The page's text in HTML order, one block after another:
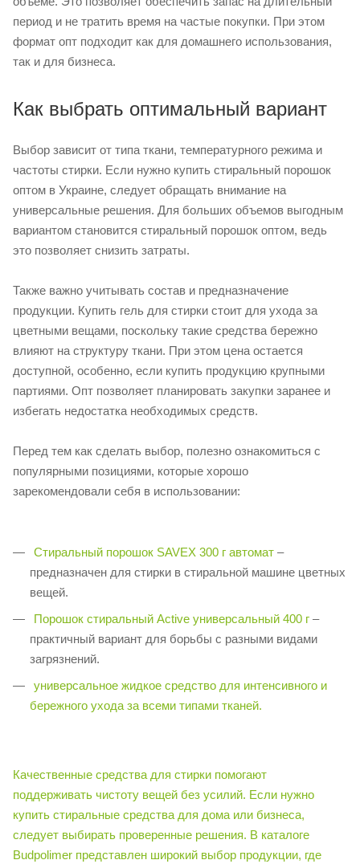
период и не тратить время на частые покупки. При этом
формат опт подходит как для домашнего использования,
так и для бизнеса.
Как выбрать оптимальный вариант
Выбор зависит от типа ткани, температурного режима и
частоты стирки. Если нужно купить стиральный порошок
оптом в Украине, следует обращать внимание на
универсальные решения. Для больших объемов выгодным
вариантом становится стиральный порошок оптом, ведь
это позволяет снизить затраты.
Также важно учитывать состав и предназначение
продукции. Купить гель для стирки стоит для ухода за
цветными вещами, поскольку такие средства бережно
влияют на структуру ткани. При этом цена остается
доступной, особенно, если купить продукцию крупными
партиями. Опт позволяет планировать закупки заранее и
избегать недостатка необходимых средств.
Перед тем как сделать выбор, полезно ознакомиться с
популярными позициями, которые хорошо
зарекомендовали себя в использовании:
Стиральный порошок SAVEX 300 г автомат –
предназначен для стирки в стиральной машине цветных
вещей.
Порошок стиральный Аctive универсальный 400 г –
практичный вариант для борьбы с разными видами
загрязнений.
универсальное жидкое средство для интенсивного и
бережного ухода за всеми типами тканей.
Качественные средства для стирки помогают
поддерживать чистоту вещей без усилий. Если нужно
купить стиральные средства для дома или бизнеса,
следует выбирать проверенные решения. В каталоге
Budpolimer представлен широкий выбор продукции, где